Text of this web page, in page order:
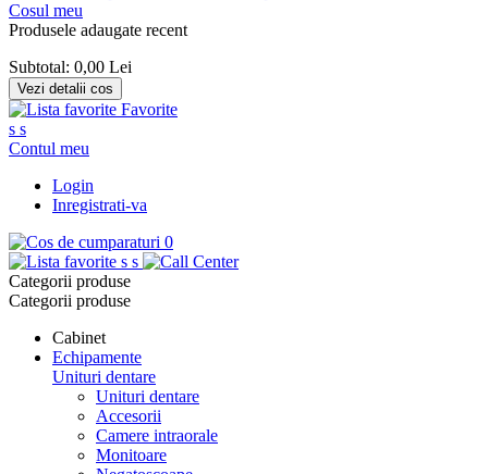
Cosul meu
Produsele adaugate recent
Subtotal: 0,00 Lei
Vezi detalii cos
Favorite
s s
Contul meu
Login
Inregistrati-va
0
s s
Categorii produse
Categorii produse
Cabinet
Echipamente
Unituri dentare
Unituri dentare
Accesorii
Camere intraorale
Monitoare